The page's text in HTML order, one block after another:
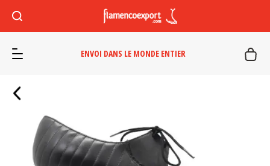
ENVOI DANS LE MONDE ENTIER